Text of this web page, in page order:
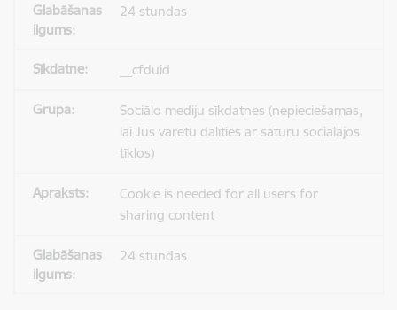
24 stundas
__cfduid
Sociālo mediju sīkdatnes (nepieciešamas,
lai Jūs varētu dalīties ar saturu sociālajos
tīklos)
Cookie is needed for all users for
sharing content
24 stundas